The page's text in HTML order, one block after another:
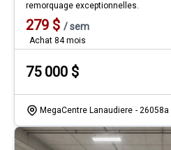
remorquage exceptionnelles.
279 $ /sem
Achat 84 mois
75 000 $
MegaCentre Lanaudiere - 26058a